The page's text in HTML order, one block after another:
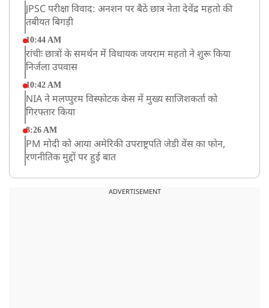
JPSC परीक्षा विवाद: अनशन पर बैठे छात्र नेता देवेंद्र महतो की
तबीयत बिगड़ी
10:44 AM
रांचीः छात्रों के समर्थन में विधायक जयराम महतो ने शुरू किया
निर्जला उपवास
10:42 AM
NIA ने मलप्पुरम विस्फोटक केस में मुख्य साजिशकर्ता को
गिरफ्तार किया
8:26 AM
PM मोदी को आया अमेरिकी उपराष्ट्रपति जेडी वेंस का फोन,
रणनीतिक मुद्दों पर हुई बात
रांची: छात्रों और झारखंड सरकार के बीच आज होगी तीसरे दौर
ADVERTISEMENT